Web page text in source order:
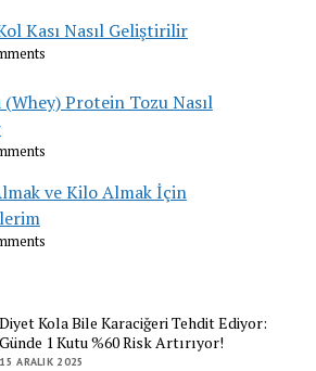
Kası Nasıl Geliştirilir
(Whey) Protein Tozu Nasıl
ve Kilo Almak İçin
Diyet Kola Bile Karaciğeri Tehdit Ediyor:
Günde 1 Kutu %60 Risk Artırıyor!
15 ARALIK 2025